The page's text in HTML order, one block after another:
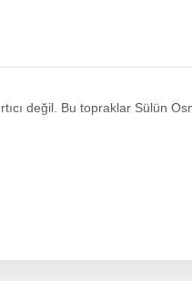
değil. Bu topraklar Sülün